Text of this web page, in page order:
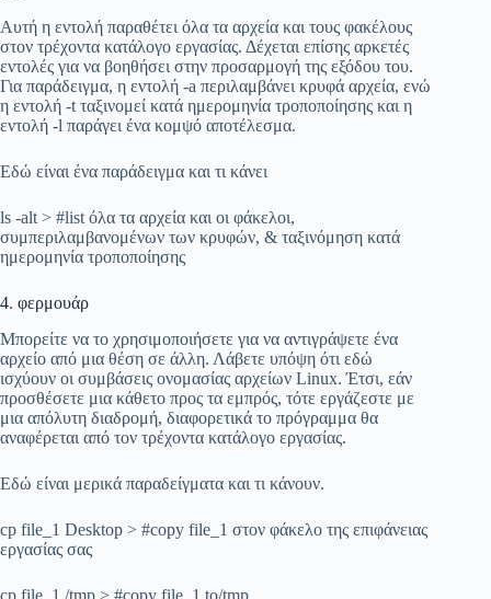
Αυτή η εντολή παραθέτει όλα τα αρχεία και τους φακέλους
στον τρέχοντα κατάλογο εργασίας. Δέχεται επίσης αρκετές
εντολές για να βοηθήσει στην προσαρμογή της εξόδου του.
Για παράδειγμα, η εντολή -a περιλαμβάνει κρυφά αρχεία, ενώ
η εντολή -t ταξινομεί κατά ημερομηνία τροποποίησης και η
εντολή -l παράγει ένα κομψό αποτέλεσμα.
Εδώ είναι ένα παράδειγμα και τι κάνει
ls -alt > #list όλα τα αρχεία και οι φάκελοι,
συμπεριλαμβανομένων των κρυφών, & ταξινόμηση κατά
ημερομηνία τροποποίησης
4. φερμουάρ
Μπορείτε να το χρησιμοποιήσετε για να αντιγράψετε ένα
αρχείο από μια θέση σε άλλη. Λάβετε υπόψη ότι εδώ
ισχύουν οι συμβάσεις ονομασίας αρχείων Linux. Έτσι, εάν
προσθέσετε μια κάθετο προς τα εμπρός, τότε εργάζεστε με
μια απόλυτη διαδρομή, διαφορετικά το πρόγραμμα θα
αναφέρεται από τον τρέχοντα κατάλογο εργασίας.
Εδώ είναι μερικά παραδείγματα και τι κάνουν.
cp file_1 Desktop > #copy file_1 στον φάκελο της επιφάνειας
εργασίας σας
cp file_1 /tmp > #copy file_1 to/tmp